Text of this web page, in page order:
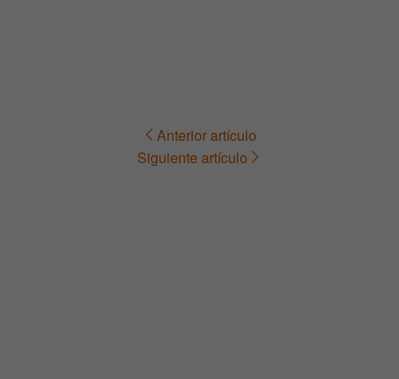
Navegación Anterior artículo
Siguiente artículo